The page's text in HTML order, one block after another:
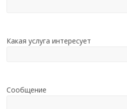
Какая услуга интересует
Сообщение